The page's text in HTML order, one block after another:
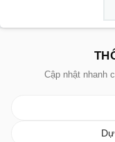
Cập nhật nhanh